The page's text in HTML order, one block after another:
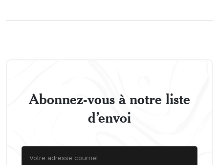
Abonnez-vous à notre liste
d’envoi